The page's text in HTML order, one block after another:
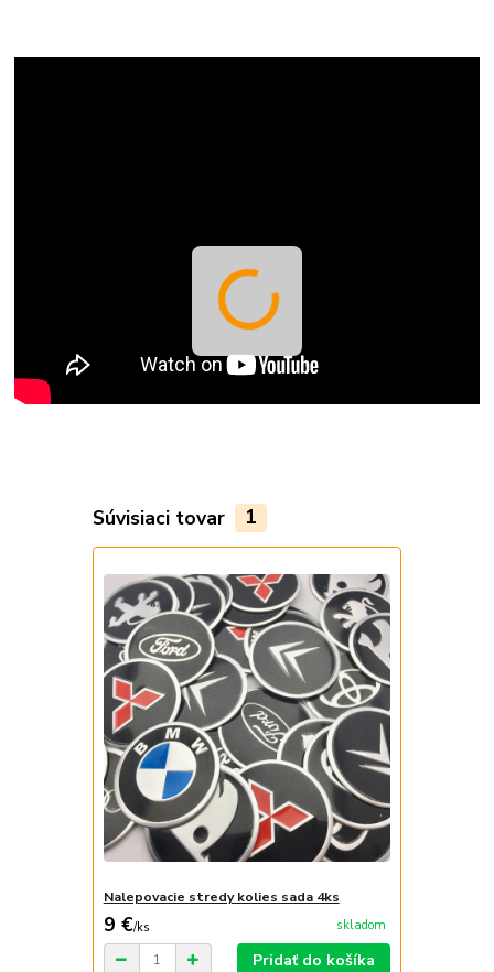
Súvisiaci tovar 1
Nalepovacie stredy kolies sada 4ks
9 €/ks skladom
Pridať do košíka